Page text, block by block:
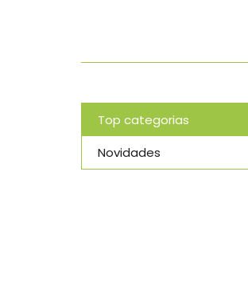
Top categorias
Novidades